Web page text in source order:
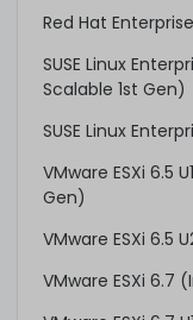
Red Hat
SUSE Linux
Scalable 1st Gen)
SUSE Linux
VMware ESXi 6.5
Gen)
VMware ESXi 6.5
VMware ESXi 6.7